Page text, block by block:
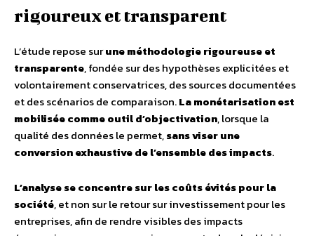
rigoureux et transparent
L’étude repose surune méthodologie rigoureuse et
transparente, fondée sur des hypothèses explicitées et
volontairement conservatrices, des sources documentées
et des scénarios de comparaison.La monétarisation est
mobilisée comme outil d’objectivation, lorsque la
qualité des données le permet,sans viser une
conversion exhaustive de l’ensemble des impacts.
L’analyse se concentre sur les coûts évités pour la
société, et non sur le retour sur investissement pour les
entreprises, afin de rendre visibles des impacts